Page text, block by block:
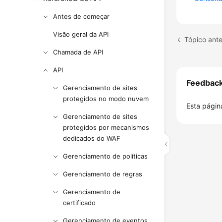
Antes de começar
Visão geral da API
Chamada de API
API
Gerenciamento de sites
protegidos no modo nuvem
Gerenciamento de sites
protegidos por mecanismos
dedicados do WAF
Gerenciamento de políticas
Gerenciamento de regras
Gerenciamento de
certificado
Tópico
Esta